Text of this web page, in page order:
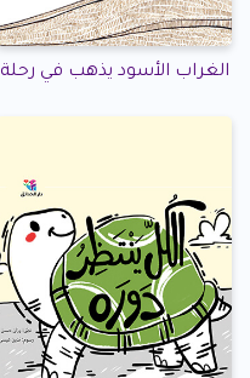
الغراب الأسود يذهب في رحلة